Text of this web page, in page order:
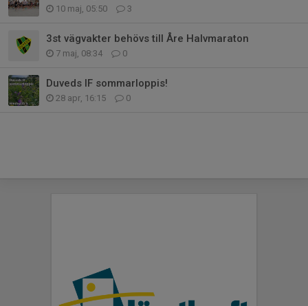
10 maj, 05:50 3
3st vägvakter behövs till Åre Halvmaraton
7 maj, 08:34 0
Duveds IF sommarloppis!
28 apr, 16:15 0